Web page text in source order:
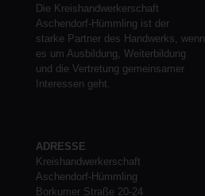
Die Kreishandwerkerschaft
Aschendorf-Hümmling ist der
starke Partner des Handwerks, wenn
es um Ausbildung, Weiterbildung
und die Vertretung gemeinsamer
Interessen geht.
ADRESSE
Kreishandwerkerschaft
Aschendorf-Hümmling
Borkumer Straße 20-24